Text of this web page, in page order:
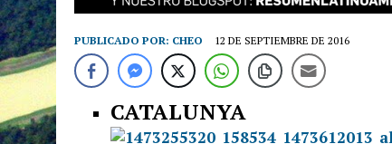
PUBLICADO POR: CHEO 12 DE SEPTIEMBRE DE 2016
CATALUNYA